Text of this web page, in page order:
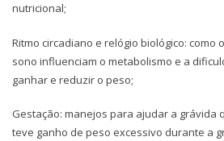
nutricional;
Ritmo circadiano e relógio biológico: como
sono influenciam o metabolismo e a
ganhar e reduzir o peso;
Gestação: manejos para ajudar a grávida
teve ganho de peso excessivo durante a